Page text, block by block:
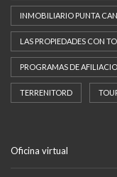
INMOBILIARIO PUNTA
LAS PROPIEDADES CON
PROGRAMAS DE
TERRENITORD
Oficina virtual